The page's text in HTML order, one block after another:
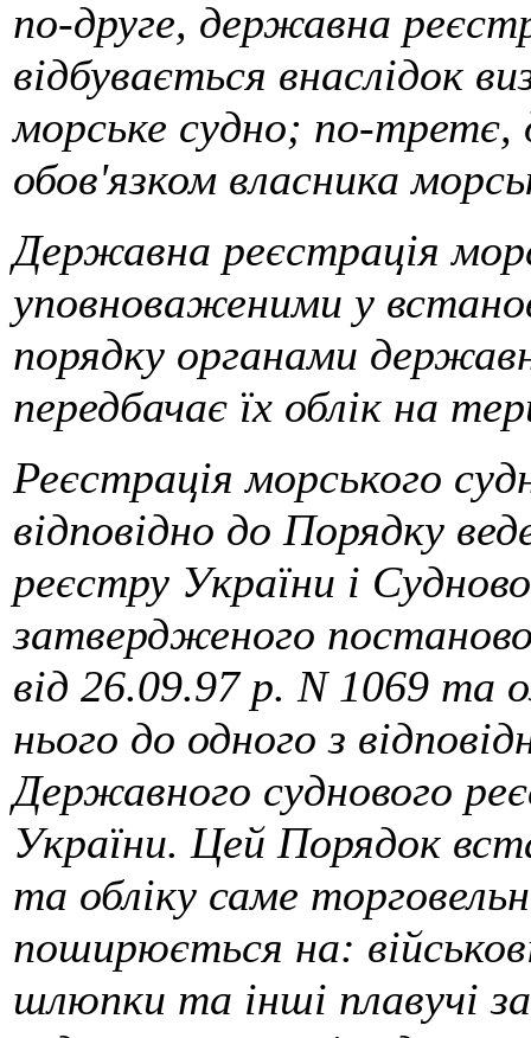
по-друге, державна
відбувається внаслідок
морське судно; по-третє,
обов'язком власника
Державна реєстрація
уповноваженими у
порядку органами
передбачає їх облік на
Реєстрація морського
відповідно до Порядку
реєстру України і
затвердженого
від 26.09.97 р. N 1069 та
нього до одного з
Державного суднового
України. Цей Порядок
та обліку саме
поширюється на:
шлюпки та інші плавучі